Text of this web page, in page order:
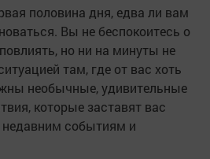
половина дня, едва ли вам
Вы не беспокоитесь о
но ни на минуты не
там, где от вас хоть
необычные, удивительные
которые заставят вас
недавним событиям и